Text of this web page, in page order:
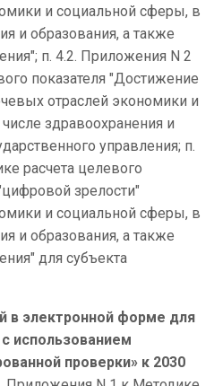
и социальной сферы, в
и образования, а также
п. 4.2. Приложения N 2
показателя "Достижение
отраслей экономики и
здравоохранения и
управления; п.
расчета целевого
зрелости"
и социальной сферы, в
и образования, а также
для субъекта
в электронной форме для
использованием
проверки» к 2030